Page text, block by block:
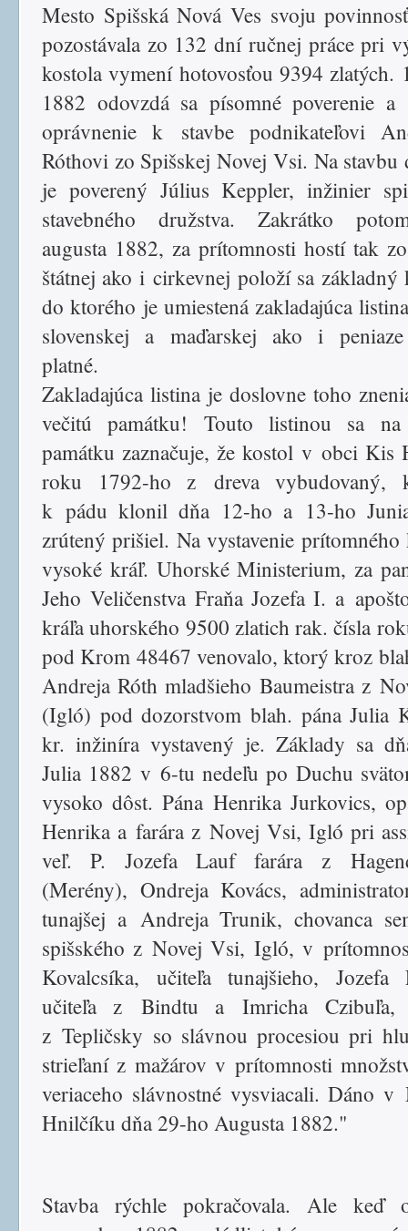
Mesto Spišská Nová Ves svoju
pozostávala zo 132 dní ručnej práce pri
kostola vymení hotovosťou 9394 zlatých.
1882 odovzdá sa písomné poverenie
oprávnenie k stavbe podnikateľovi
Róthovi zo Spišskej Novej Vsi. Na stavbu
je poverený Július Keppler, inžinier
stavebného družstva. Zakrátko
augusta 1882, za prítomnosti hostí tak
štátnej ako i cirkevnej položí sa základný
do ktorého je umiestená zakladajúca
slovenskej a maďarskej ako i
platné.
Zakladajúca listina je doslovne toho
večitú památku! Touto listinou sa na
památku zaznačuje, že kostol v obci Kis
roku 1792-ho z dreva vybudovaný,
k pádu klonil dňa 12-ho a 13-ho
zrútený prišiel. Na vystavenie prítomného
vysoké kráľ. Uhorské Ministerium, za
Jeho Veličenstva Fraňa Jozefa I. a
kráľa uhorského 9500 zlatich rak. čísla
pod Krom 48467 venovalo, ktorý kroz
Andreja Róth mladšieho Baumeistra z
(Igló) pod dozorstvom blah. pána Julia
kr. inžiníra vystavený je. Základy sa
Julia 1882 v 6-tu nedeľu po Duchu
vysoko dôst. Pána Henrika Jurkovics,
Henrika a farára z Novej Vsi, Igló pri
veľ. P. Jozefa Lauf farára z
(Merény), Ondreja Kovács,
tunajšej a Andreja Trunik, chovanca
spišského z Novej Vsi, Igló, v
Kovalcsíka, učiteľa tunajšieho, Jozefa
učiteľa z Bindtu a Imricha Czibuľa,
z Tepličsky so slávnou procesiou pri
strieľaní z mažárov v prítomnosti
veriaceho slávnostné vysviacali. Dáno v
Hnilčíku dňa 29-ho Augusta 1882."
Stavba rýchle pokračovala. Ale keď